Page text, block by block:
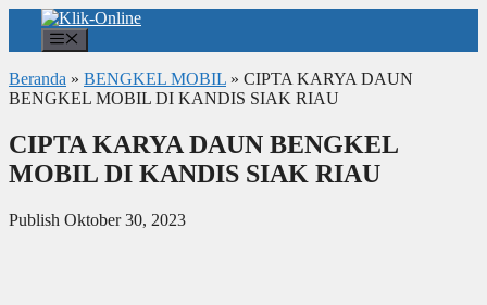
Langsung
isi
Beranda » BENGKEL MOBIL » CIPTA KARYA DAUN
BENGKEL MOBIL DI KANDIS SIAK RIAU
CIPTA KARYA DAUN BENGKEL
MOBIL DI KANDIS SIAK RIAU
Publish Oktober 30, 2023